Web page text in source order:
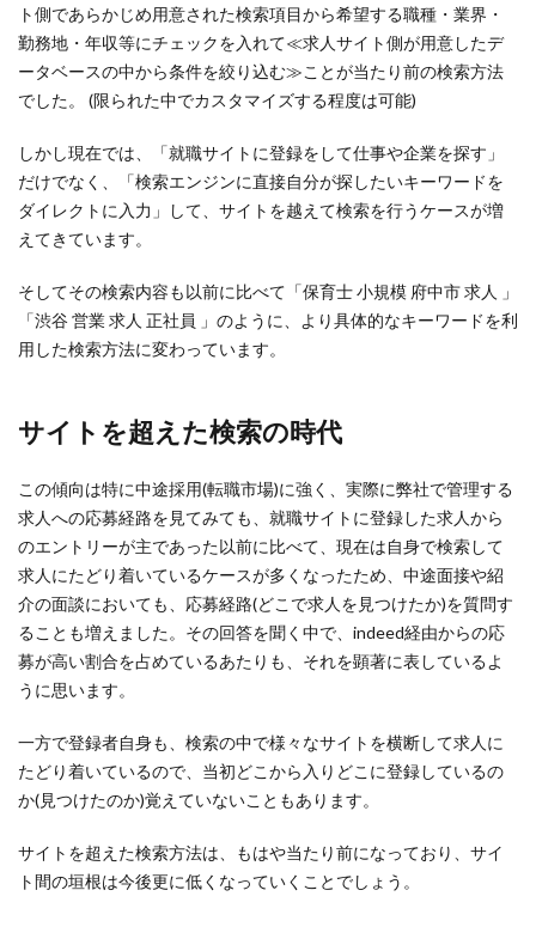
ト側であらかじめ用意された検索項目から希望する職種・業界・
勤務地・年収等にチェックを入れて≪求人サイト側が用意したデ
ータベースの中から条件を絞り込む≫ことが当たり前の検索方法
でした。 (限られた中でカスタマイズする程度は可能)
しかし現在では、「就職サイトに登録をして仕事や企業を探す」
だけでなく、「検索エンジンに直接自分が探したいキーワードを
ダイレクトに入力」して、サイトを越えて検索を行うケースが増
えてきています。
そしてその検索内容も以前に比べて「保育士 小規模 府中市 求人 」
「渋谷 営業 求人 正社員 」のように、より具体的なキーワードを利
用した検索方法に変わっています。
サイトを超えた検索の時代
この傾向は特に中途採用(転職市場)に強く、実際に弊社で管理する
求人への応募経路を見てみても、就職サイトに登録した求人から
のエントリーが主であった以前に比べて、現在は自身で検索して
求人にたどり着いているケースが多くなったため、中途面接や紹
介の面談においても、応募経路(どこで求人を見つけたか)を質問す
ることも増えました。その回答を聞く中で、indeed経由からの応
募が高い割合を占めているあたりも、それを顕著に表しているよ
うに思います。
一方で登録者自身も、検索の中で様々なサイトを横断して求人に
たどり着いているので、当初どこから入りどこに登録しているの
か(見つけたのか)覚えていないこともあります。
サイトを超えた検索方法は、もはや当たり前になっており、サイ
ト間の垣根は今後更に低くなっていくことでしょう。
有料老人ホーム
未来のお客様
歩留まり
母集団形成
母集団形成の重要性
求人票送付はいつから
注意ポイント
緊張しがちな学生対応
縦のつながり
認知症型グループホーム
通信環境に気を付ける
選考
面接で使う質問
面接の質問
面接官が気をつけること
検索